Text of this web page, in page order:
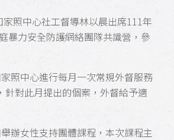
照中心社工督導林以晨出席111年
暴力安全防護網絡團隊共識營，參
照中心進行每月一次常規外督服務
針對此月提出的個案，外督給予適
辦女性支持團體課程，本次課程主